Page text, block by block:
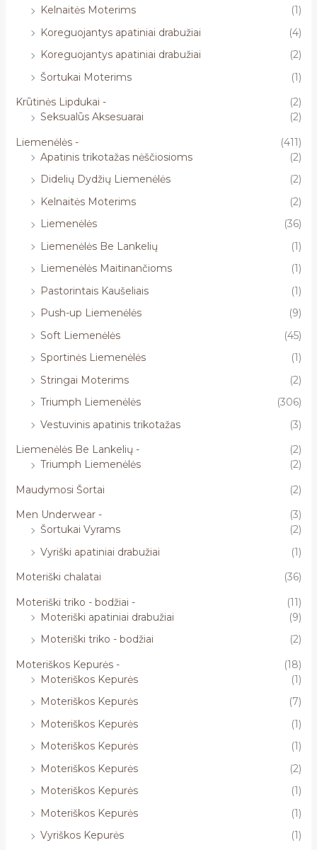
Kelnaitės Moterims
(1)
Koreguojantys apatiniai drabužiai
(4)
Koreguojantys apatiniai drabužiai
(2)
Šortukai Moterims
(1)
Krūtinės Lipdukai -
(2)
Seksualūs Aksesuarai
(2)
Liemenėlės -
(411)
Apatinis trikotažas nėščiosioms
(2)
Didelių Dydžių Liemenėlės
(2)
Kelnaitės Moterims
(2)
Liemenėlės
(36)
Liemenėlės Be Lankelių
(1)
Liemenėlės Maitinančioms
(1)
Pastorintais Kaušeliais
(1)
Push-up Liemenėlės
(9)
Soft Liemenėlės
(45)
Sportinės Liemenėlės
(1)
Stringai Moterims
(2)
Triumph Liemenėlės
(306)
Vestuvinis apatinis trikotažas
(3)
Liemenėlės Be Lankelių -
(2)
Triumph Liemenėlės
(2)
Maudymosi Šortai
(2)
Men Underwear -
(3)
Šortukai Vyrams
(2)
Vyriški apatiniai drabužiai
(1)
Moteriški chalatai
(36)
Moteriški triko - bodžiai -
(11)
Moteriški apatiniai drabužiai
(9)
Moteriški triko - bodžiai
(2)
Moteriškos Kepurės -
(18)
Moteriškos Kepurės
(1)
Moteriškos Kepurės
(7)
Moteriškos Kepurės
(1)
Moteriškos Kepurės
(1)
Moteriškos Kepurės
(2)
Moteriškos Kepurės
(1)
Moteriškos Kepurės
(1)
Vyriškos Kepurės
(1)